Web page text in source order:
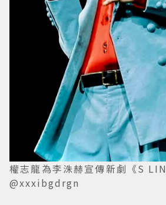
權志龍為李洙赫宣傳新劇《S
@xxxibgdrgn